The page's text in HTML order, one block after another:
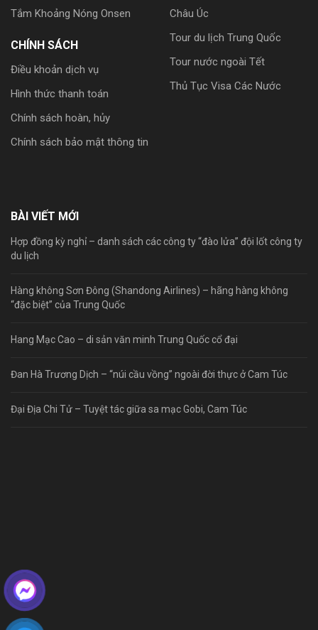
Tắm Khoảng Nóng Onsen
CHÍNH SÁCH
Điều khoản dịch vụ
Hình thức thanh toán
Chính sách hoàn, hủy
Chính sách bảo mật thông tin
Châu Úc
Tour du lịch Trung Quốc
Tour nước ngoài Tết
Thủ Tục Visa Các Nước
BÀI VIẾT MỚI
Hợp đồng kỳ nghỉ – danh sách các công ty “đào lửa” đội lốt công ty
du lịch
Hàng không Sơn Đông (Shandong Airlines) – hãng hàng không
“đặc biệt” của Trung Quốc
Hang Mạc Cao – di sản văn minh Trung Quốc cổ đại
Đan Hà Trương Dịch – “núi cầu vồng” ngoài đời thực ở Cam Túc
Đại Địa Chi Tử – Tuyệt tác giữa sa mạc Gobi, Cam Túc